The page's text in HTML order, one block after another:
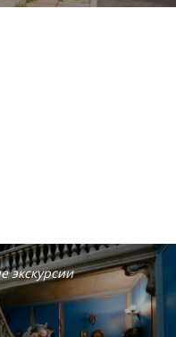
экскурсии